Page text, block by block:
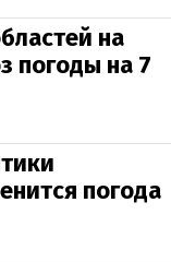
на
погоды на 7
погода